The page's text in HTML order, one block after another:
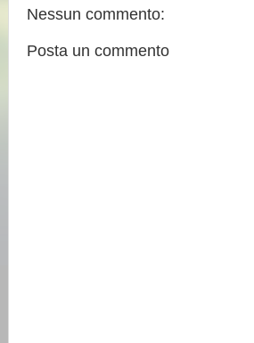
Nessun commento:
Posta un commento